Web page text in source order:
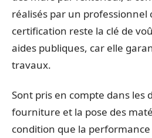
réalisés par un professionnel
certification reste la clé de
aides publiques, car elle
travaux.
Sont pris en compte dans les
fourniture et la pose des
condition que la